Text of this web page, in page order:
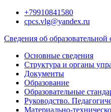
Перейти+79910841580
cpcs.vlg@yandex.ru
Сведения об образовательной
Основные сведения
Структура и органы
Документы
Образование
Образовательные
Руководство.
Материально-